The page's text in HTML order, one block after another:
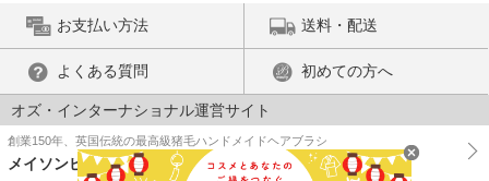
お支払い方法 送料・配送
よくある質問 初めての方へ
オズ・インターナショナル運営サイト
創業150年、英国伝統の最高級猪毛ハンドメイドヘアブラシ
メイソンピアソン